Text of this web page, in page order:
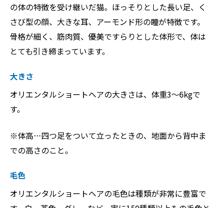
の体の特徴を受け継いだ猫。ほっそりとした長い足、く
さび型の顔、大きな耳、アーモンド形の瞳が特徴です。
骨格が細く、筋肉質、優美ですらりとした体形で、体は
とても引き締まっています。
大きさ
オリエンタルショートヘアの大きさは、体重3～6kgで
す。
※体高…四つ足をついて立ったときの、地面から背中ま
での高さのこと。
毛色
オリエンタルショートヘアの毛色は種類が非常に豊富で